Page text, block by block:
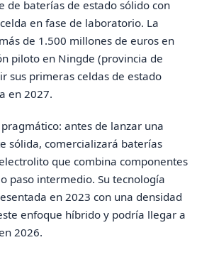
de baterías de estado sólido con
en fase de laboratorio. La
de 1.500 millones de euros en
piloto en Ningde (provincia de
sus primeras celdas de estado
en 2027.
pragmático: antes de lanzar una
sólida, comercializará baterías
que combina componentes
paso intermedio. Su tecnología
en 2023 con una densidad
enfoque híbrido y podría llegar a
2026.